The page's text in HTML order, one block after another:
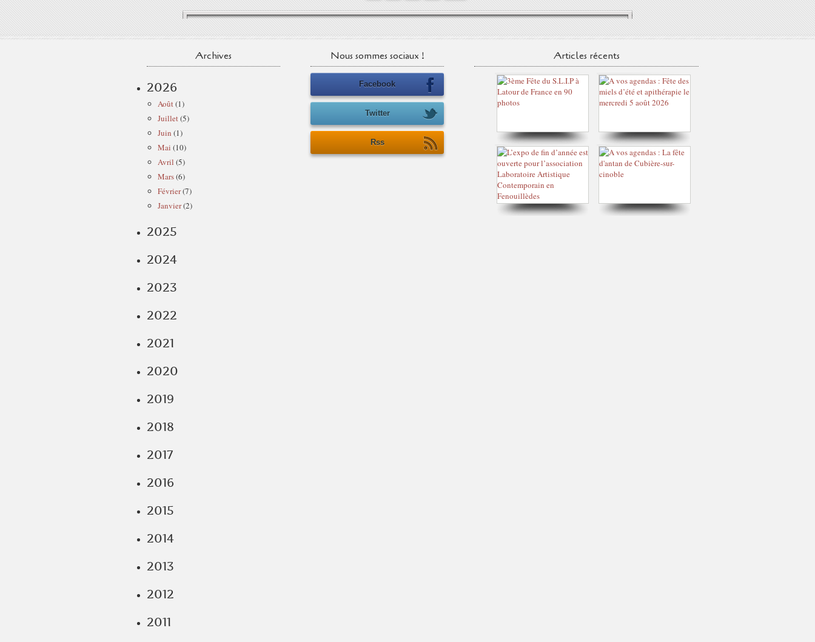
Archives
2026
Août(1)
Juillet(5)
Juin (1)
Mai (10)
Avril (5)
Mars(6)
Février(7)
Janvier(2)
2025
2024
2023
2022
2021
2020
2019
2018
2017
2016
2015
2014
2013
2012
2011
Nous sommes sociaux !
Facebook
Twitter
Rss
Articles récents